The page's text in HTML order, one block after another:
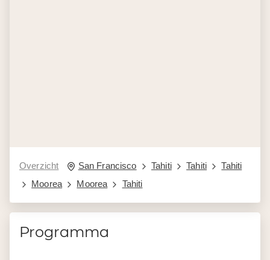
Overzicht San Francisco Tahiti Tahiti
Tahiti
Moorea
Moorea Tahiti
Programma